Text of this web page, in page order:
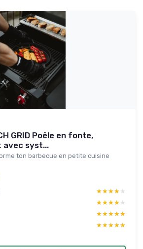
GRID Poêle en fonte,
avec syst...
ton barbecue en petite cuisine
★★★★★
★★★★★
★★★★★
★★★★★
★★★★★
★★★★★
★★★★★
★★★★★